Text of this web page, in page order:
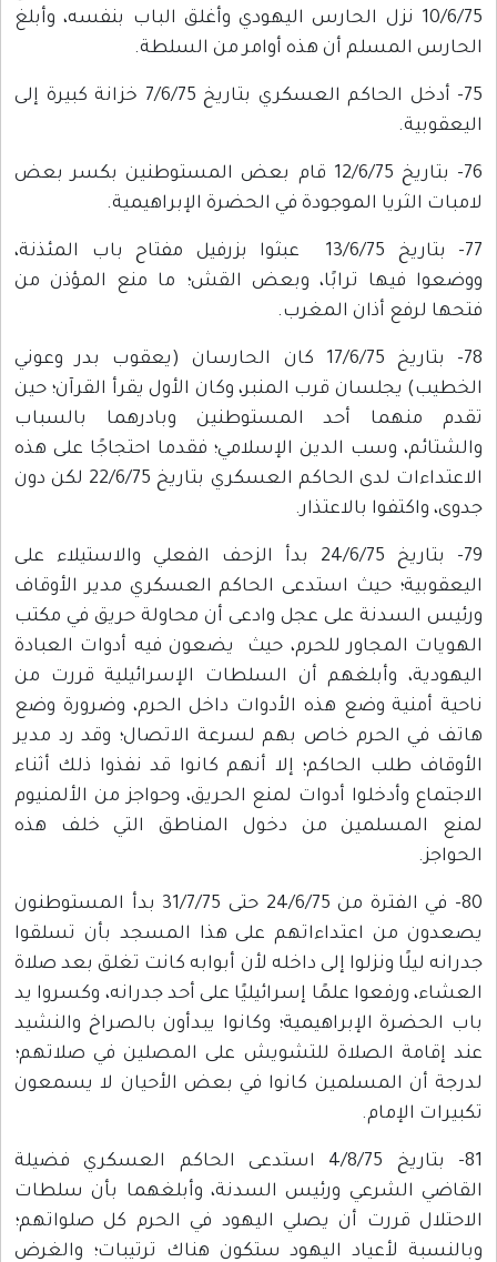
10/6/75 نزل الحارس اليهودي وأغلق الباب بنفسه، وأبلغ
الحارس المسلم أن هذه أوامر من السلطة.
75- أدخل الحاكم العسكري بتاريخ 7/6/75 خزانة كبيرة إلى
اليعقوبية.
76- بتاريخ 12/6/75 قام بعض المستوطنين بكسر بعض
لامبات الثريا الموجودة في الحضرة الإبراهيمية.
77- بتاريخ 13/6/75 عبثوا بزرفيل مفتاح باب المئذنة،
ووضعوا فيها ترابًا، وبعض القش؛ ما منع المؤذن من
فتحها لرفع أذان المغرب.
78- بتاريخ 17/6/75 كان الحارسان (يعقوب بدر وعوني
الخطيب) يجلسان قرب المنبر، وكان الأول يقرأ القرآن؛ حين
تقدم منهما أحد المستوطنين وبادرهما بالسباب
والشتائم، وسب الدين الإسلامي؛ فقدما احتجاجًا على هذه
الاعتداءات لدى الحاكم العسكري بتاريخ 22/6/75 لكن دون
جدوى، واكتفوا بالاعتذار.
79- بتاريخ 24/6/75 بدأ الزحف الفعلي والاستيلاء على
اليعقوبية؛ حيث استدعى الحاكم العسكري مدير الأوقاف
ورئيس السدنة على عجل وادعى أن محاولة حريق في مكتب
الهويات المجاور للحرم، حيث يضعون فيه أدوات العبادة
اليهودية، وأبلغهم أن السلطات الإسرائيلية قررت من
ناحية أمنية وضع هذه الأدوات داخل الحرم، وضرورة وضع
هاتف في الحرم خاص بهم لسرعة الاتصال؛ وقد رد مدير
الأوقاف طلب الحاكم؛ إلا أنهم كانوا قد نفذوا ذلك أثناء
الاجتماع وأدخلوا أدوات لمنع الحريق، وحواجز من الألمنيوم
لمنع المسلمين من دخول المناطق التي خلف هذه
الحواجز.
80- في الفترة من 24/6/75 حتى 31/7/75 بدأ المستوطنون
يصعدون من اعتداءاتهم على هذا المسجد بأن تسلقوا
جدرانه ليلًا ونزلوا إلى داخله لأن أبوابه كانت تغلق بعد صلاة
العشاء، ورفعوا علمًا إسرائيليًا على أحد جدرانه، وكسروا يد
باب الحضرة الإبراهيمية؛ وكانوا يبدأون بالصراخ والنشيد
عند إقامة الصلاة للتشويش على المصلين في صلاتهم؛
لدرجة أن المسلمين كانوا في بعض الأحيان لا يسمعون
تكبيرات الإمام.
81- بتاريخ 4/8/75 استدعى الحاكم العسكري فضيلة
القاضي الشرعي ورئيس السدنة، وأبلغهما بأن سلطات
الاحتلال قررت أن يصلي اليهود في الحرم كل صلواتهم؛
وبالنسبة لأعياد اليهود ستكون هناك ترتيبات؛ والغرض